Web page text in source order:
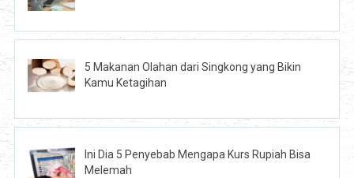
5 Makanan Olahan dari Singkong yang Bikin
Kamu Ketagihan
Ini Dia 5 Penyebab Mengapa Kurs Rupiah Bisa
Melemah